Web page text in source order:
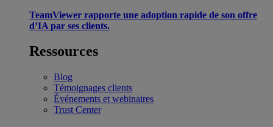
TeamViewer rapporte une adoption rapide de son offre
d’IA par ses clients.
Ressources
Blog
Témoignages clients
Événements et webinaires
Trust Center